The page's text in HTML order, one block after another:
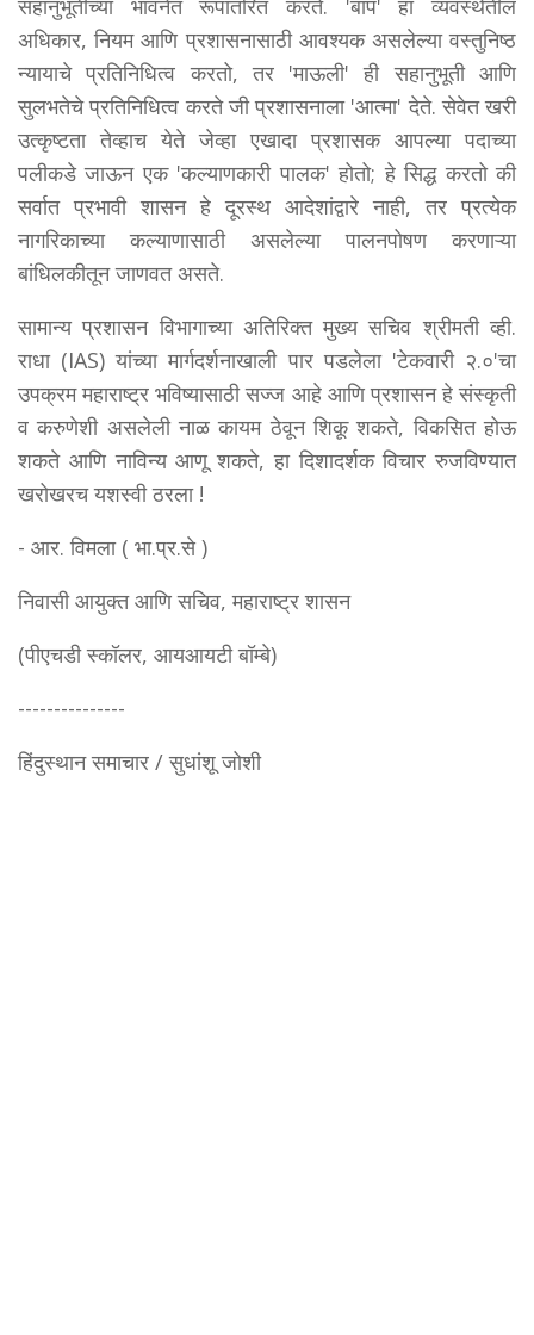
सहानुभूतीच्या भावनेत रूपांतरित करते. 'बाप' हा व्यवस्थेतील
अधिकार, नियम आणि प्रशासनासाठी आवश्यक असलेल्या वस्तुनिष्ठ
न्यायाचे प्रतिनिधित्व करतो, तर 'माऊली' ही सहानुभूती आणि
सुलभतेचे प्रतिनिधित्व करते जी प्रशासनाला 'आत्मा' देते. सेवेत खरी
उत्कृष्टता तेव्हाच येते जेव्हा एखादा प्रशासक आपल्या पदाच्या
पलीकडे जाऊन एक 'कल्याणकारी पालक' होतो; हे सिद्ध करतो की
सर्वात प्रभावी शासन हे दूरस्थ आदेशांद्वारे नाही, तर प्रत्येक
नागरिकाच्या कल्याणासाठी असलेल्या पालनपोषण करणाऱ्या
बांधिलकीतून जाणवत असते.
सामान्य प्रशासन विभागाच्या अतिरिक्त मुख्य सचिव श्रीमती व्ही.
राधा (IAS) यांच्या मार्गदर्शनाखाली पार पडलेला 'टेकवारी २.०'चा
उपक्रम महाराष्ट्र भविष्यासाठी सज्ज आहे आणि प्रशासन हे संस्कृती
व करुणेशी असलेली नाळ कायम ठेवून शिकू शकते, विकसित होऊ
शकते आणि नाविन्य आणू शकते, हा दिशादर्शक विचार रुजविण्यात
खरोखरच यशस्वी ठरला !
- आर. विमला ( भा.प्र.से )
निवासी आयुक्त आणि सचिव, महाराष्ट्र शासन
(पीएचडी स्कॉलर, आयआयटी बॉम्बे)
---------------
हिंदुस्थान समाचार / सुधांशू जोशी